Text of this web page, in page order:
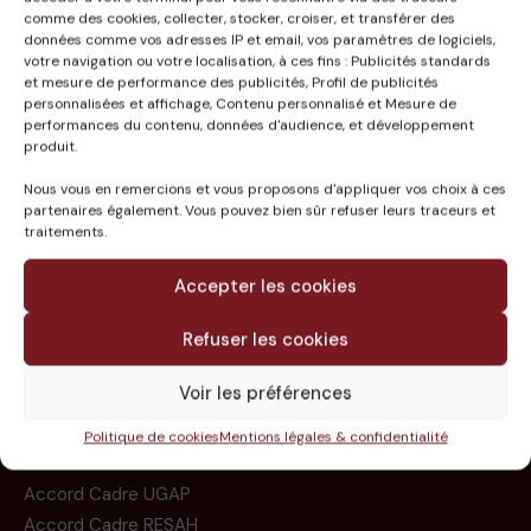
comme des cookies, collecter, stocker, croiser, et transférer des
données comme vos adresses IP et email, vos paramètres de logiciels,
votre navigation ou votre localisation, à ces fins : Publicités standards
et mesure de performance des publicités, Profil de publicités
personnalisées et affichage, Contenu personnalisé et Mesure de
performances du contenu, données d'audience, et développement
produit.
Nous vous en remercions et vous proposons d'appliquer vos choix à ces
partenaires également. Vous pouvez bien sûr refuser leurs traceurs et
traitements.
Accepter les cookies
Refuser les cookies
Voir les préférences
Politique de cookiesMentions légales & confidentialité
POMAREZ (40)
Missions
Références
Contact
Accord Cadre UGAP
Accord Cadre RESAH